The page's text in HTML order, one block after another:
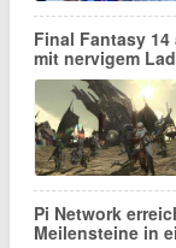
Final Fantasy
mit nervigem
Pi Network
Meilensteine in